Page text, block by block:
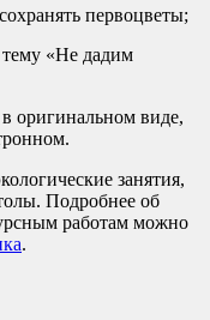
первоцветы;
«Не дадим
оригинальном виде,
занятия,
Подробнее об
работам можно
.